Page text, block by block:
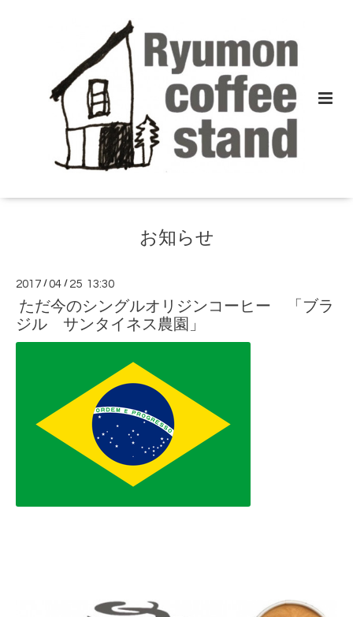
お知らせ
2017 /04 / 25 13:30
ただ今のシングルオリジンコーヒー 「ブラ
ジル サンタイネス農園」